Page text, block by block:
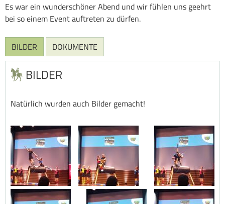
Es war ein wunderschöner Abend und wir fühlen uns geehrt
bei so einem Event auftreten zu dürfen.
BILDER DOKUMENTE
BILDER
Natürlich wurden auch Bilder gemacht!